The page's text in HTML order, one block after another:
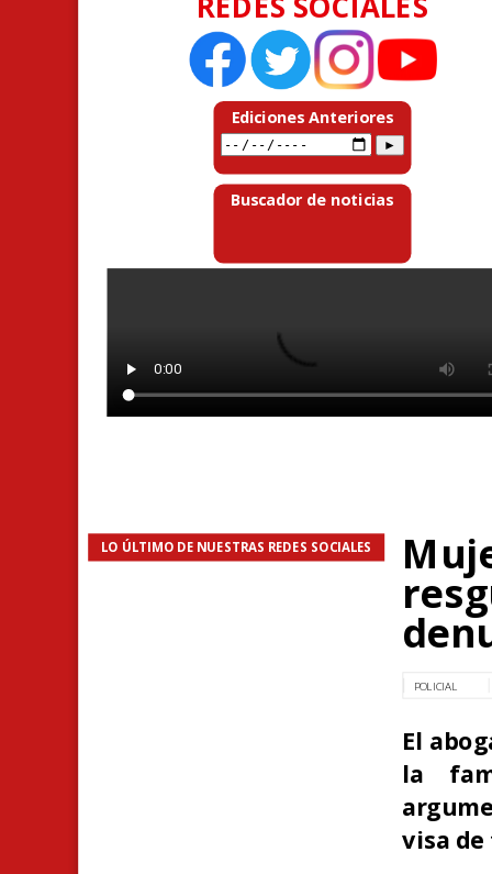
Ediciones Anteriores
Buscador de noticias
LO ÚLTIMO DE NUESTRAS REDES SOCIALES
POLICIAL
El
la
visa